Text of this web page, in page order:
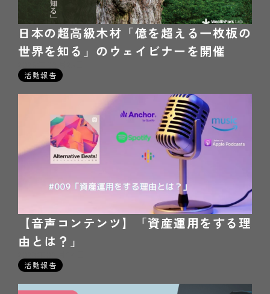
日本の超高級木材「億を超える一枚板の
世界を知る」のウェイビナーを開催
活動報告
【音声コンテンツ】「資産運用をする理
由とは？」
活動報告